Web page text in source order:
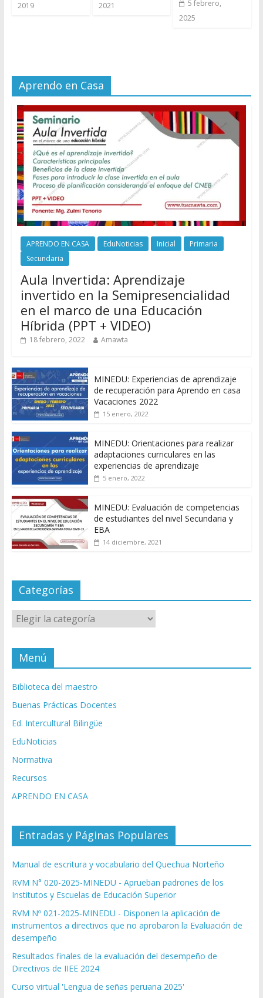
2019 2021
5 febrero,
2025
Aprendo en Casa
APRENDO EN CASA EduNoticias Inicial
Primaria
Secundaria
Aula Invertida: Aprendizaje
invertido en la Semipresencialidad
en el marco de una Educación
Híbrida (PPT + VIDEO)
18 febrero, 2022 Amawta
MINEDU: Experiencias de aprendizaje
de recuperación para Aprendo en casa
Vacaciones 2022
15 enero, 2022
MINEDU: Orientaciones para realizar
adaptaciones curriculares en las
experiencias de aprendizaje
5 enero, 2022
MINEDU: Evaluación de competencias
de estudiantes del nivel Secundaria y
EBA
14 diciembre, 2021
Categorías
Categorías
Menú
Biblioteca del maestro
Buenas Prácticas Docentes
Ed. Intercultural Bilingüe
EduNoticias
Normativa
Recursos
APRENDO EN CASA
Entradas y Páginas Populares
Manual de escritura y vocabulario del Quechua Norteño
RVM N° 020-2025-MINEDU - Aprueban padrones de los
Institutos y Escuelas de Educación Superior
RVM Nº 021-2025-MINEDU - Disponen la aplicación de
instrumentos a directivos que no aprobaron la Evaluación de
desempeño
Resultados finales de la evaluación del desempeño de
Directivos de IIEE 2024
Curso virtual 'Lengua de señas peruana 2025'